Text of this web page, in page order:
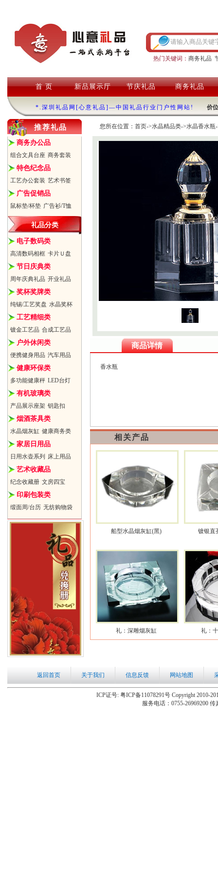
热门关键词： 商务礼品
首 页 新品展示厅 节庆礼品 商务礼品
*.深圳礼品网[心意礼品]—中国礼品行业门户性网站! 价
推荐礼品
商务办公品
组合文具台座 商务套装
特色纪念品
工艺办公套装 艺术书签
广告促销品
鼠标垫/杯垫 广告衫/T恤
礼品分类
电子数码类
高清数码相框 卡片Ｕ盘
节日庆典类
周年庆典礼品 开业礼品
奖杯奖牌类
纯锡/工艺奖盘 水晶奖杯
工艺精细类
镀金工艺品 合成工艺品
户外休闲类
便携健身用品 汽车用品
健康环保类
多功能健康秤 LED台灯
有机玻璃类
产品展示座架 钥匙扣
烟酒茶具类
水晶烟灰缸 健康商务类
家居日用品
日用水壶系列 床上用品
艺术收藏品
纪念收藏册 文房四宝
印刷包装类
缎面周/台历 无纺购物袋
您所在位置： 首页->水晶精品类->水晶香水瓶
商品详情
香水瓶
相关产品
船型水晶烟灰缸(黑) 镀银直
礼：深雕烟灰缸 礼：
返回首页 关于我们 信息反馈 网站地图
ICP证号: 粤ICP备11078291号 Copyright 2010-
服务电话：0755-26969200 传